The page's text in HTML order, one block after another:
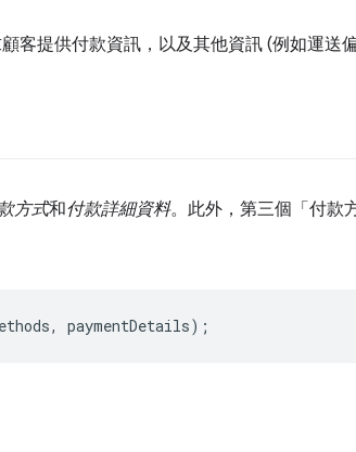
客提供付款資訊，以及其他資訊 (例如運送
方式和付款詳細資料。此外，第三個「付款
, paymentDetails);